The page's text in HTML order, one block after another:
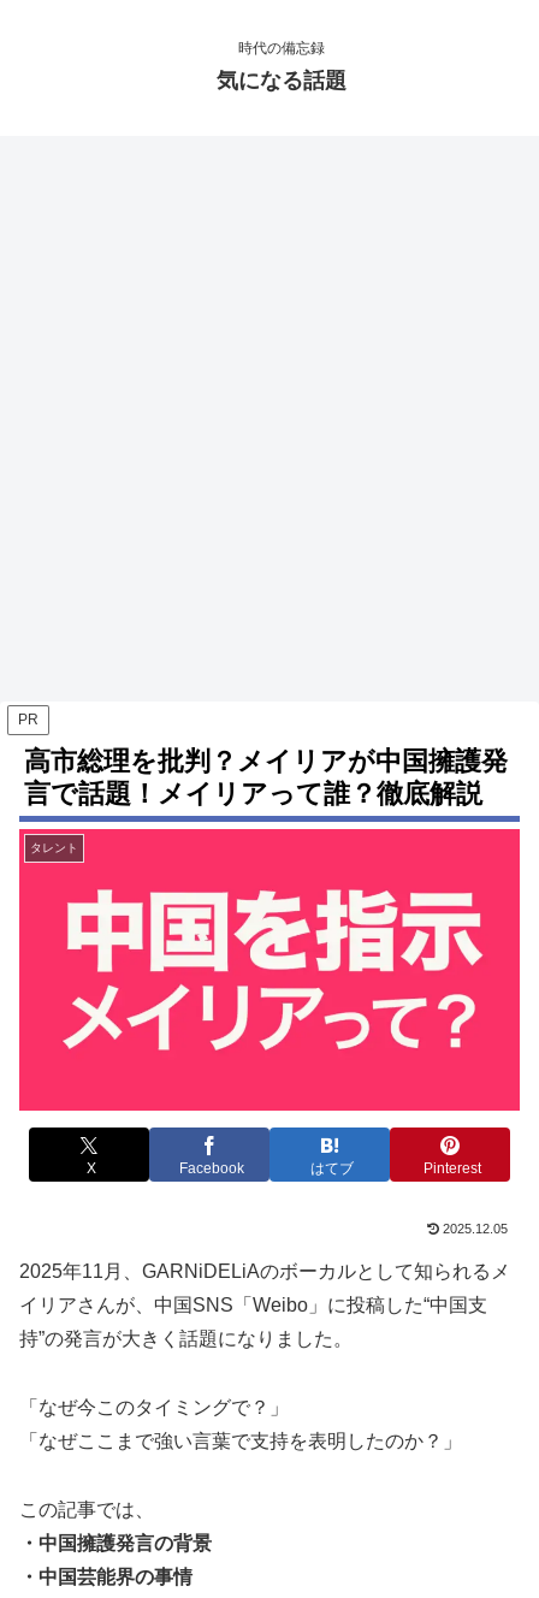
時代の備忘録
気になる話題
PR
高市総理を批判？メイリアが中国擁護発
言で話題！メイリアって誰？徹底解説
タレント
X Facebook はてブ Pinterest
2025.12.05
2025年11月、GARNiDELiAのボーカルとして知られるメ
イリアさんが、中国SNS「Weibo」に投稿した“中国支
持”の発言が大きく話題になりました。
「なぜ今このタイミングで？」
「なぜここまで強い言葉で支持を表明したのか？」
この記事では、
・中国擁護発言の背景
・中国芸能界の事情